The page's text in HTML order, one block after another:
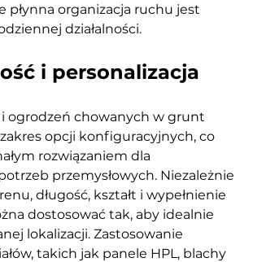
płynna organizacja ruchu jest
działalności.
i personalizacja
ogrodzeń chowanych w grunt
opcji konfiguracyjnych, co
rozwiązaniem dla
przemysłowych. Niezależnie
długość, kształt i wypełnienie
dostosować tak, aby idealnie
lokalizacji. Zastosowanie
takich jak panele HPL, blachy